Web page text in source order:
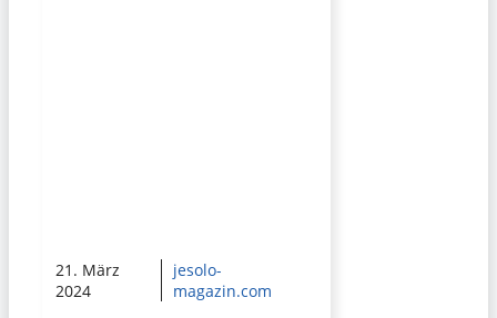
21. März
2024
jesolo-
magazin.com